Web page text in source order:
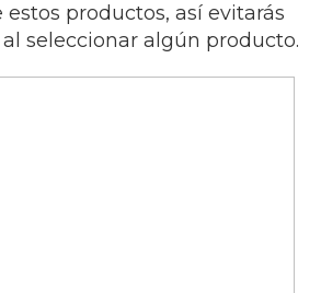
estos productos, así evitarás
seleccionar algún producto.